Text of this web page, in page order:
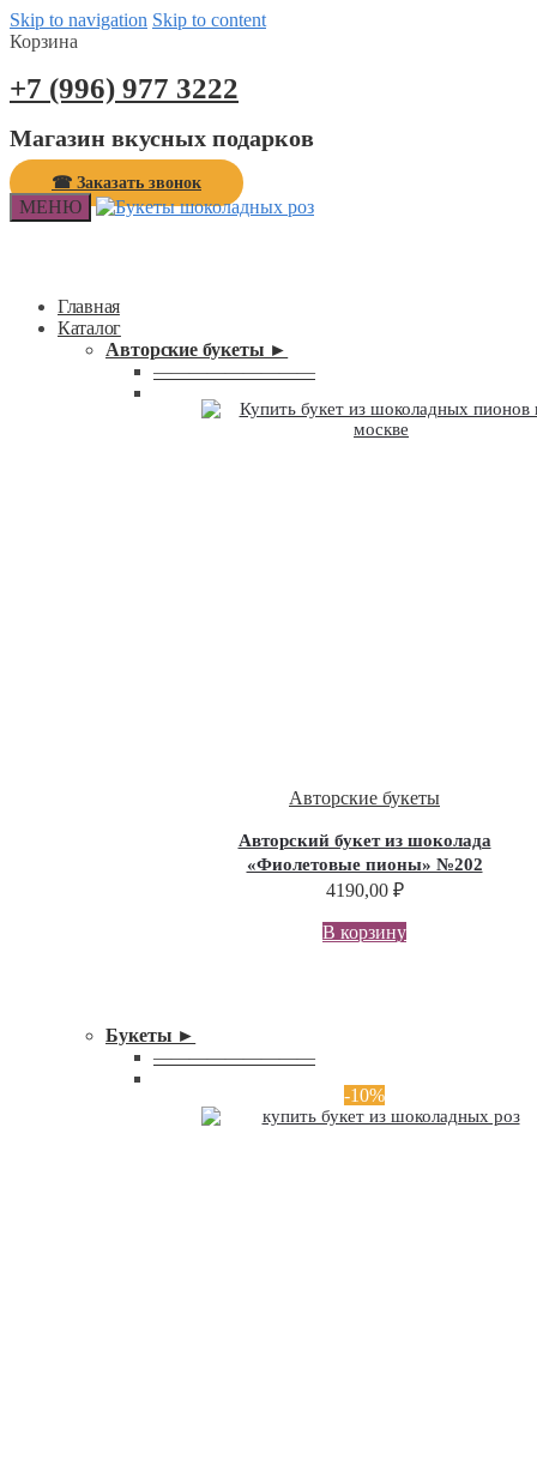
Skip to navigation Skip to content
Корзина
+7 (996) 977 3222
Магазин вкусных подарков
☎ Заказать звонок
МЕНЮ
Главная
Каталог
Авторские букеты ►
—————————
Авторские букеты
Авторский букет из шоколада
«Фиолетовые пионы» №202
4190,00 ₽
В корзину
Букеты ►
—————————
-10%